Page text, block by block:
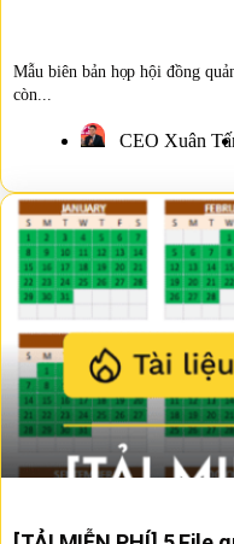
Mẫu biên bản họp hội đồng
còn...
CEO Xuân